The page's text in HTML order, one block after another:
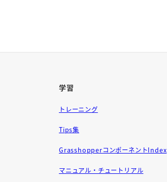
学習
トレーニング
Tips集
GrasshopperコンポーネントIndex
マニュアル・チュートリアル